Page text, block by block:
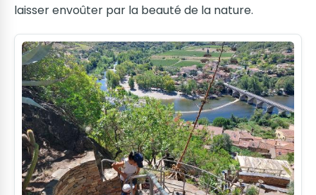
laisser envoûter par la beauté de la nature.